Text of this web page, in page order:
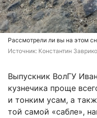
Рассмотрели ли вы на этом
Источник: Константин
Выпускник ВолГУ
кузнечика проще
и тонким усам, а
той самой «сабле»,